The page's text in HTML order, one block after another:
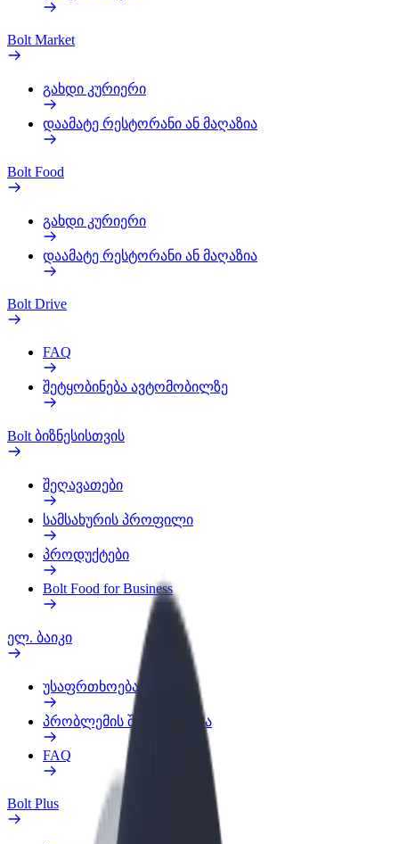
Bolt Market
გახდი კურიერი
დაამატე რესტორანი ან მაღაზია
Bolt Food
გახდი კურიერი
დაამატე რესტორანი ან მაღაზია
Bolt Drive
FAQ
შეტყობინება ავტომობილზე
Bolt ბიზნესისთვის
შეღავათები
სამსახურის პროფილი
პროდუქტები
Bolt Food for Business
ელ. ბაიკი
უსაფრთხოება
პრობლემის შეტყობინება
FAQ
Bolt Plus